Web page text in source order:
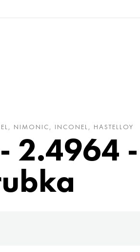
Bronz, měď,
NIMONIC, INCONEL, HASTELLOY
2.4964